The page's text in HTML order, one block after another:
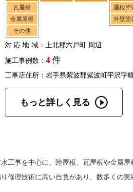
瓦屋根
金属屋根
その他
屋根塗
外壁塗
対応地域：上北郡六戸町 周辺
施工事例数： 4 件
工事店住所：岩手県紫波郡紫波町平沢字
もっと詳しく見る
工事を中心に、陸屋根、瓦屋根や金属
修理技術に高い自負があり、数多くの実